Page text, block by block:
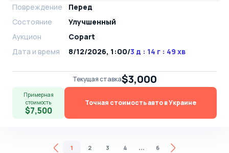
Повреждение
Перед
Состояние
Улучшенный
Аукцион
Copart
Дата и время
8/12/2026, 1:00/3 д : 14 г : 49 хв
Текущая ставка$3,000
Примерная
стоимость
$7,500
Точная стоимость авто в Украине
1 2 3 4 ... 6